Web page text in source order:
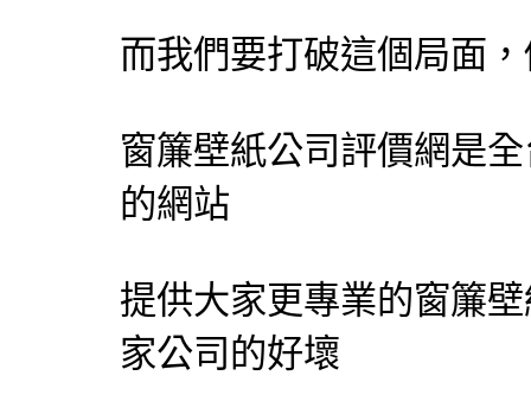
而我們要打破這個局面
窗簾壁紙公司評價網是
的網站
提供大家更專業的窗簾
家公司的好壞